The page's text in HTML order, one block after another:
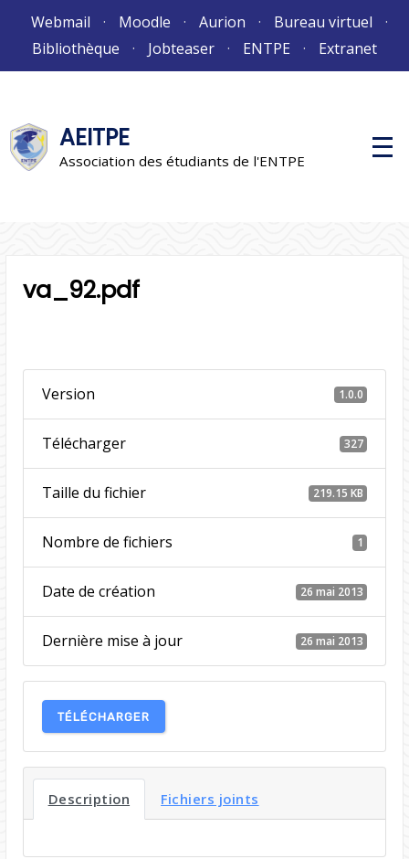
Webmail Moodle Aurion
Bureau virtuel
Bibliothèque
Jobteaser ENTPE Extranet
AEITPE
Association des étudiants de l'ENTPE
M
e
va_92.pdf
Version 1.0.0
Télécharger 327
Taille du fichier 219.15 KB
Nombre de fichiers 1
Date de création 26 mai 2013
Dernière mise à jour 26 mai 2013
TÉLÉCHARGER
Description Fichiers joints